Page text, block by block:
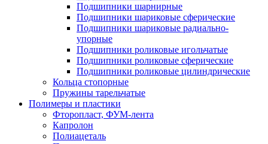
Подшипники шарнирные
Подшипники шариковые сферические
Подшипники шариковые радиально-
упорные
Подшипники роликовые игольчатые
Подшипники роликовые сферические
Подшипники роликовые цилиндрические
Кольца стопорные
Пружины тарельчатые
Полимеры и пластики
Фторопласт, ФУМ-лента
Капролон
Полиацеталь